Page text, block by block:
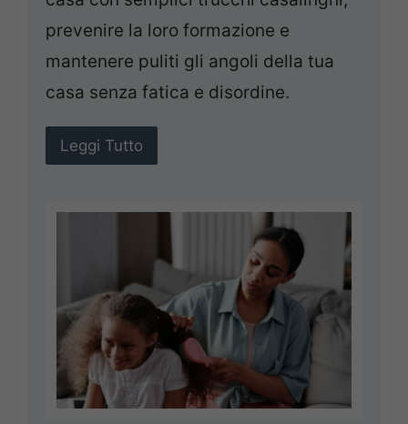
prevenire la loro formazione e
mantenere puliti gli angoli della tua
casa senza fatica e disordine.
Leggi Tutto